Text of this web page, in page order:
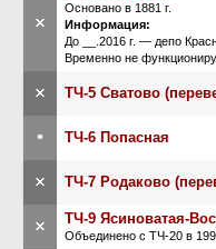
×
Основано в 1881 г.
Информация:
До __.2016 г. — депо
Временно не
× ТЧ-5 Сватово
• ТЧ-6 Попасная
× ТЧ-7 Родаково
× ТЧ-9 Ясиноватая-
Объединено с ТЧ-20 в